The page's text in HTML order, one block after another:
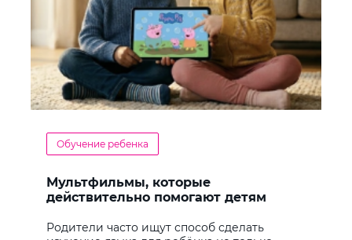
Обучение ребенка
Мультфильмы, которые
действительно помогают детям
Родители часто ищут способ сделать